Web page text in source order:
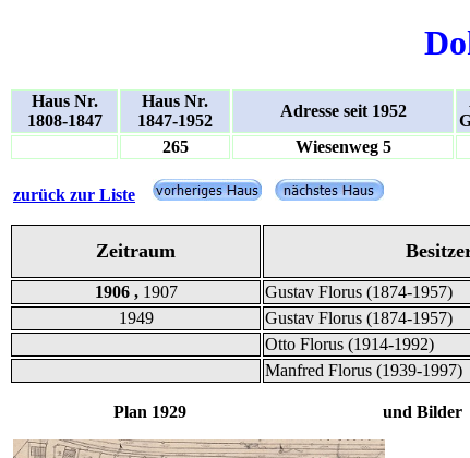
Haus Nr.
1808-1847
Haus Nr.
1847-1952
Adresse seit 1952
265
Wiesenweg 5
zurück zur Liste
Zeitraum
1906 , 1907
Gustav Florus (1874-1957)
1949
Gustav Florus (1874-1957)
Otto Florus (1914-1992)
Manfred Florus (1939-1997)
Plan 1929 und Bilder